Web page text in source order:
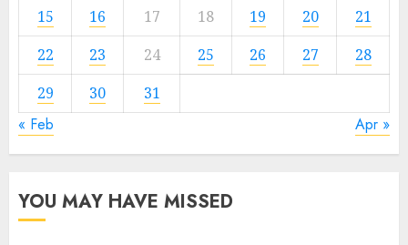
15
16 17 18 19 20
21
22
23 24 25 26 27
28
29
30 31
« Feb Apr »
YOU MAY HAVE MISSED